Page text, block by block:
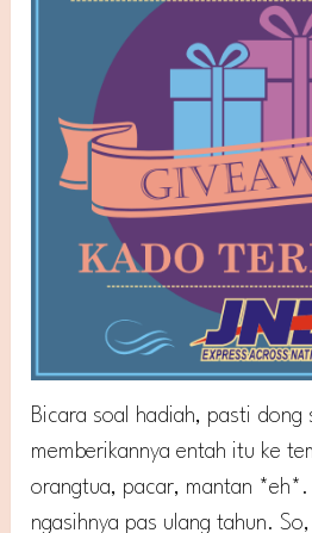
Bicara soal hadiah, pasti dong
memberikannya entah itu ke
orangtua, pacar, mantan *eh*.
ngasihnya pas ulang tahun.